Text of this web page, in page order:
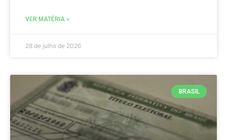
VER MATÉRIA »
28 de julho de 2026
BRASIL